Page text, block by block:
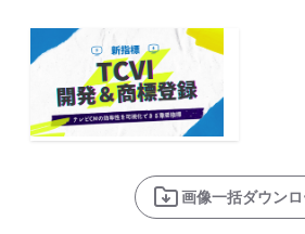
画像一括ダウン